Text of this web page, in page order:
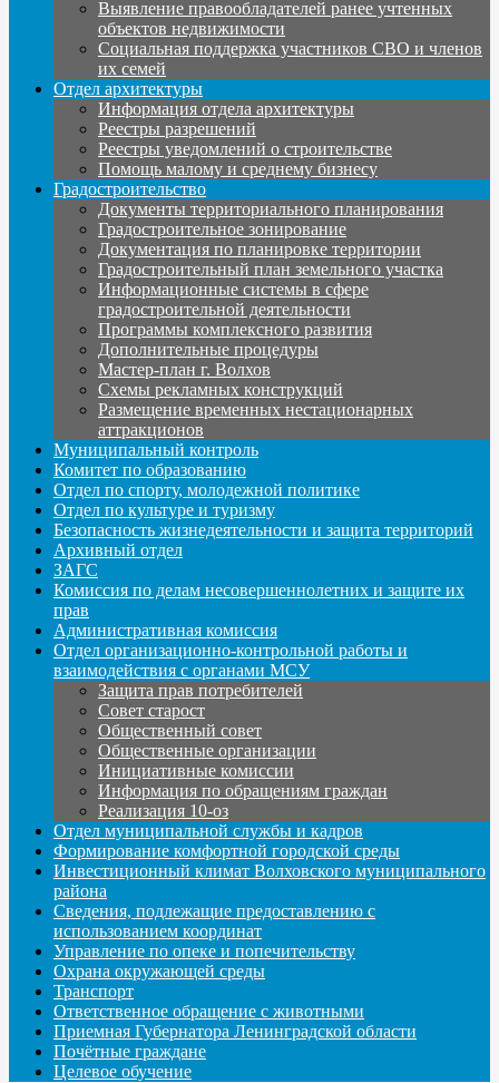
Выявление правообладателей ранее учтенных
объектов недвижимости
Социальная поддержка участников СВО и членов
их семей
Отдел архитектуры
Информация отдела архитектуры
Реестры разрешений
Реестры уведомлений о строительстве
Помощь малому и среднему бизнесу
Градостроительство
Документы территориального планирования
Градостроительное зонирование
Документация по планировке территории
Градостроительный план земельного участка
Информационные системы в сфере
градостроительной деятельности
Программы комплексного развития
Дополнительные процедуры
Мастер-план г. Волхов
Схемы рекламных конструкций
Размещение временных нестационарных
аттракционов
Муниципальный контроль
Комитет по образованию
Отдел по спорту, молодежной политике
Отдел по культуре и туризму
Безопасность жизнедеятельности и защита территорий
Архивный отдел
ЗАГС
Комиссия по делам несовершеннолетних и защите их
прав
Административная комиссия
Отдел организационно-контрольной работы и
взаимодействия с органами МСУ
Защита прав потребителей
Совет старост
Общественный совет
Общественные организации
Инициативные комиссии
Информация по обращениям граждан
Реализация 10-оз
Отдел муниципальной службы и кадров
Формирование комфортной городской среды
Инвестиционный климат Волховского муниципального
района
Сведения, подлежащие предоставлению с
использованием координат
Управление по опеке и попечительству
Охрана окружающей среды
Транспорт
Ответственное обращение с животными
Приемная Губернатора Ленинградской области
Почётные граждане
Целевое обучение